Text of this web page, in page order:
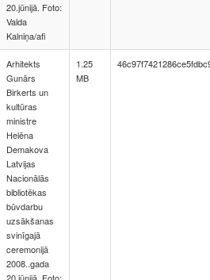
20.jūnijā. Foto:
Valda
Kalniņa/afi
Arhitekts
Gunārs
Birkerts un
kultūras
ministre
Helēna
Demakova
Latvijas
Nacionālās
bibliotēkas
būvdarbu
uzsākšanas
svinīgajā
ceremonijā
2008..gada
1.25
MB